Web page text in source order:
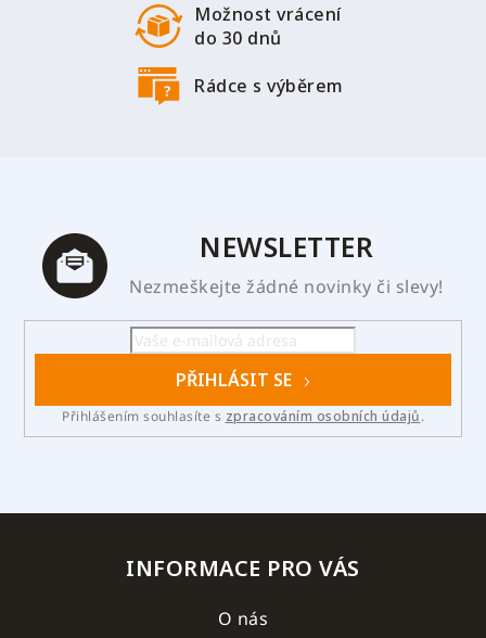
Možnost vrácení
do 30 dnů
Rádce s výběrem
NEWSLETTER
Nezmeškejte žádné novinky či slevy!
PŘIHLÁSIT SE
Přihlášením souhlasíte s zpracováním osobních údajů.
INFORMACE PRO VÁS
O nás